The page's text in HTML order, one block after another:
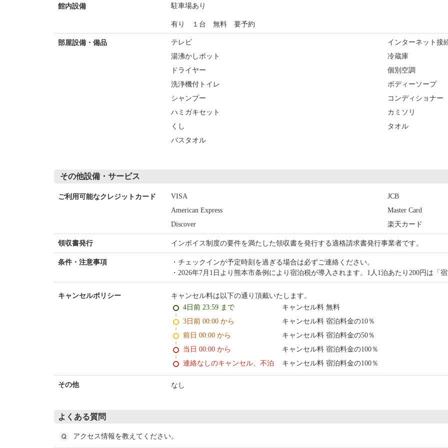
館内設備 駐車場あり
有り １台 無料 要予約
部屋設備・備品 テレビ
インターネット接
湯沸かしポット
冷蔵庫
ドライヤー
個別空調
洗浄機付トイレ
ボディーソープ
シャンプー
コンディショナー
ハミガキセット
カミソリ
くし
タオル
バスタオル
その他設備・サービス
ご利用可能なクレジットカード VISA
JCB
American Express
Master Card
Discover
楽天カード
領収書発行 インボイス制度の要件を満たした領収書を発行する適格請求書発行事業者です。
条件・注意事項
チェックインが予定時刻を過ぎる場合は必ずご連絡ください。
2026年7月1日より熊本市条例により宿泊税が導入されます。1人1泊あたり200円は「
キャンセルポリシー キャンセル料は以下の通り頂戴いたします。
4日前 23:59 まで
キャンセル料 無料
3日前 00:00 から
キャンセル料 宿泊料金の10％
前日 00:00 から
キャンセル料 宿泊料金の50％
当日 00:00 から
キャンセル料 宿泊料金の100％
連絡なしのキャンセル、不泊
キャンセル料 宿泊料金の100％
その他 なし
よくある質問
アクセス情報を教えてください。